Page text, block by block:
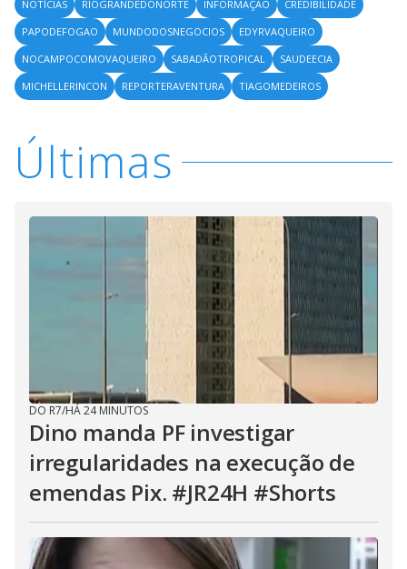
NOTÍCIAS RIOGRANDEDONORTE INFORMAÇÃO
CREDIBILIDADE
PAPODEFOGAO
MUNDODOSNEGOCIOS
EDYRVAQUEIRO
NOCAMPOCOMOVAQUEIRO
SABADÃOTROPICAL
SAUDEECIA
MICHELLERINCON
REPORTERAVENTURA TIAGOMEDEIROS
Últimas
DO R7/HÁ 24 MINUTOS
Dino manda PF investigar
irregularidades na execução de
emendas Pix. #JR24H #Shorts